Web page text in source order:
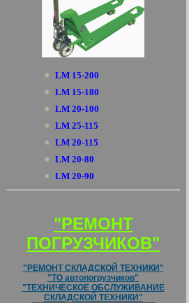
LM 15-200
LM 15-180
LM 20-100
LM 25-115
LM 20-115
LM 20-80
LM 20-90
"РЕМОНТ
ПОГРУЗЧИКОВ"
"РЕМОНТ СКЛАДСКОЙ ТЕХНИКИ"
"ТО автопогрузчиков"
"ТЕХНИЧЕСКОЕ ОБСЛУЖИВАНИЕ
СКЛАДСКОЙ ТЕХНИКИ"